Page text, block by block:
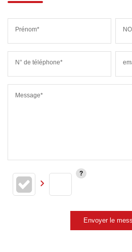
Prénom*
N° de téléphone*
Message*
Envoyer le